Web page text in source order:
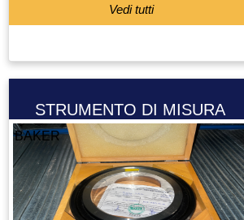
Vedi tutti
STRUMENTO DI MISURA
BAKER